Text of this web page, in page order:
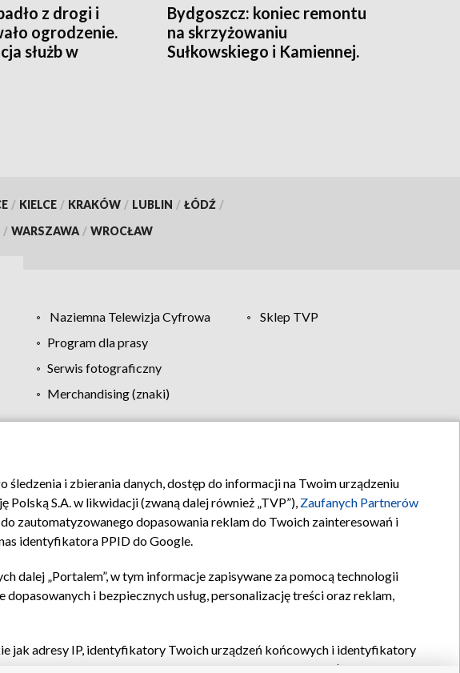
z drogi i
ogrodzenie.
służb w
Bydgoszcz: koniec remontu
na skrzyżowaniu
Sułkowskiego i Kamiennej.
/ KIELCE / KRAKÓW / LUBLIN / ŁÓDŹ /
/ WARSZAWA / WROCŁAW
Naziemna Telewizja Cyfrowa
Sklep TVP
Program dla prasy
Serwis fotograficzny
Merchandising (znaki)
Biuro reklamy Kontakt
i zbierania danych, dostęp do informacji na Twoim urządzeniu
S.A. w likwidacji (zwaną dalej również „TVP”), Zaufanych Partnerów
zautomatyzowanego dopasowania reklam do Twoich zainteresowań i
identyfikatora PPID do Google.
dalej „Portalem”, w tym informacje zapisywane za pomocą technologii
i bezpiecznych usług, personalizację treści oraz reklam,
jak adresy IP, identyfikatory Twoich urządzeń końcowych i identyfikatory
oraz pozostałych